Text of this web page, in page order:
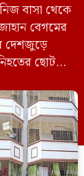
বাসা থেকে
বেগমের
দেশজুড়ে
ছোট
রহমান।
তথ্যকে
(৩ জুন)
এই […]